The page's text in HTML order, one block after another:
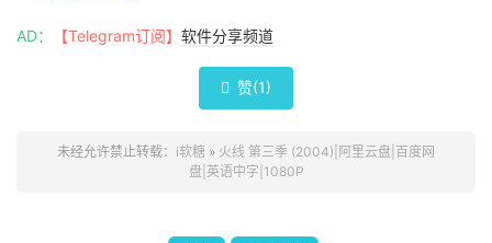
AD： 【Telegram订阅】 软件分享频道
 赞(1)
未经允许禁止转载： i软糖 » 火线 第三季 (2004)|阿里云盘|百度网
盘|英语中字|1080P